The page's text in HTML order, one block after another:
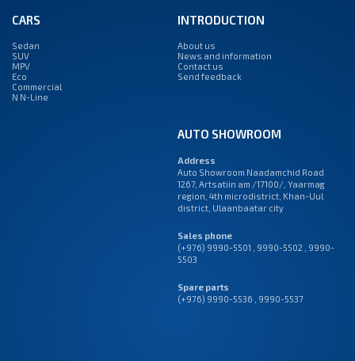
INTRODUCTION
About us
News and information
Contact us
Send feedback
CARS
Sedan
SUV
MPV
Eco
Commercial
N N-Line
AUTO SHOWROOM
Address
Auto Showroom Naadamchid Road
1267, Artsatiin am /17100/, Yaarmag
region, 4th microdistrict, Khan-Uul
district, Ulaanbaatar city
Sales phone
(+976) 9990-5501
9990-5502
9990-
5503
Spare parts
(+976) 9990-5536 , 9990-5537